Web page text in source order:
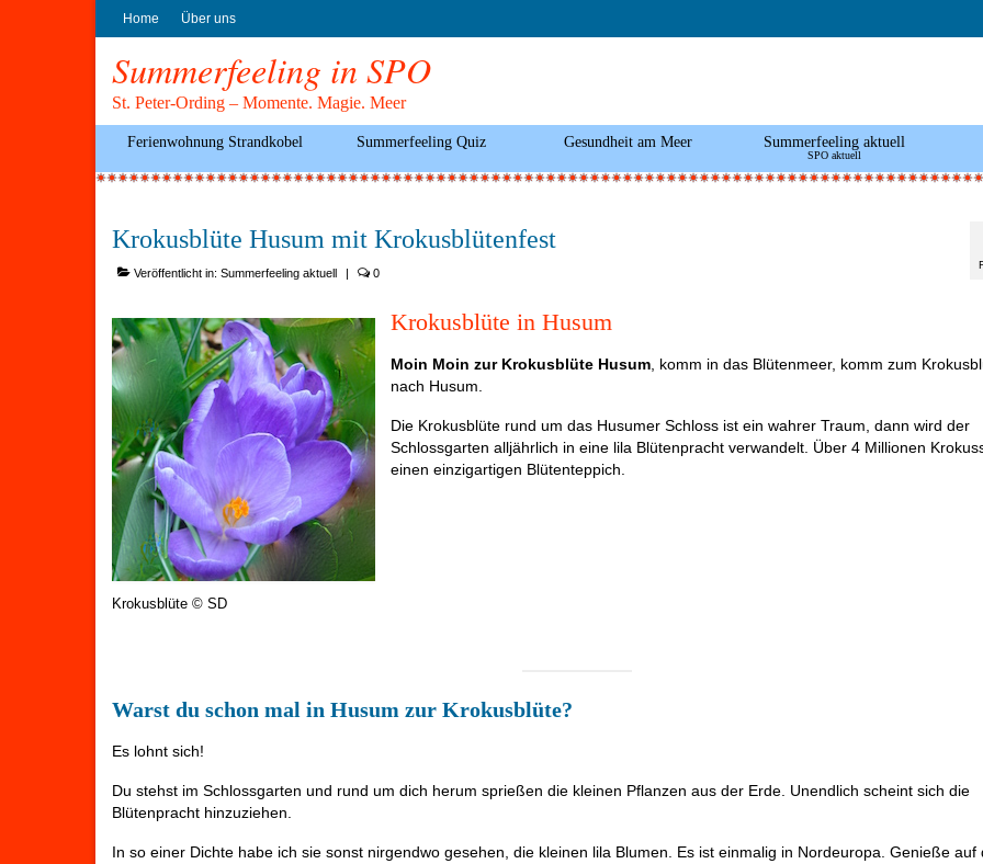
Home Über uns
Summerfeeling in SPO
St. Peter-Ording – Momente. Magie. Meer
Ferienwohnung Strandkobel Summerfeeling Quiz Gesundheit am Meer Summerfeeling aktuell
SPO aktuell
Krokusblüte Husum mit Krokusblütenfest
Veröffentlicht in: Summerfeeling aktuell | 0
Krokusblüte © SD
Krokusblüte in Husum
Moin Moin zur Krokusblüte Husum , komm in das Blütenmeer, komm zum
nach Husum.
Die Krokusblüte rund um das Husumer Schloss ist ein wahrer Traum, dann wird der
Schlossgarten alljährlich in eine lila Blütenpracht verwandelt. Über 4 Millionen
einen einzigartigen Blütenteppich.
Warst du schon mal in Husum zur Krokusblüte?
Es lohnt sich!
Du stehst im Schlossgarten und rund um dich herum sprießen die kleinen Pflanzen aus der Erde. Unendlich scheint sich die
Blütenpracht hinzuziehen.
In so einer Dichte habe ich sie sonst nirgendwo gesehen, die kleinen lila Blumen. Es ist einmalig in Nordeuropa. Genieße auf